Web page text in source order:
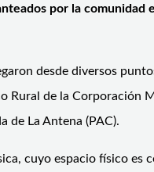
por la
desde diversos
de la Corporación
de La Antena (PAC).
cuyo espacio físico